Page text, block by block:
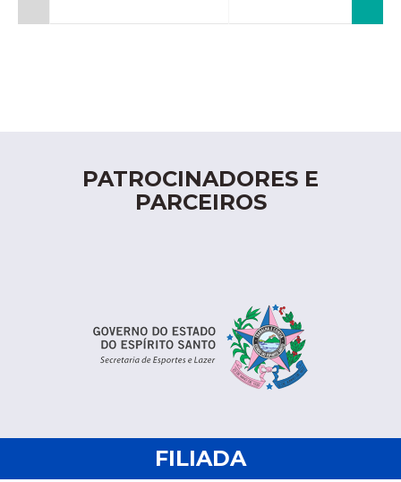
PATROCINADORES E
PARCEIROS
FILIADA